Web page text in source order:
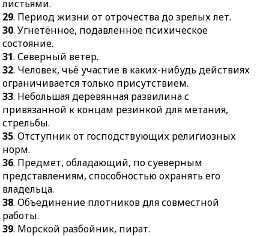
листьями.
29. Период жизни от отрочества до зрелых лет.
30. Угнетённое, подавленное психическое
состояние.
31. Северный ветер.
32. Человек, чьё участие в каких-нибудь действиях
ограничивается только присутствием.
33. Небольшая деревянная развилина с
привязанной к концам резинкой для метания,
стрельбы.
35. Отступник от господствующих религиозных
норм.
36. Предмет, обладающий, по суеверным
представлениям, способностью охранять его
владельца.
38. Объединение плотников для совместной
работы.
39. Морской разбойник, пират.